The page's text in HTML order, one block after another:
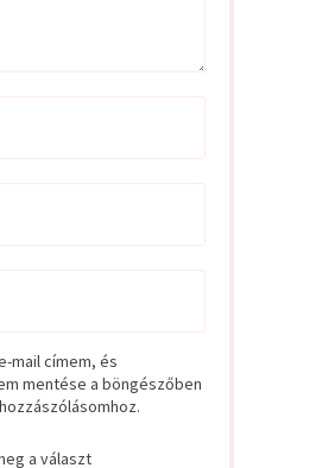
mail címem, és
mentése a böngészőben
a választ